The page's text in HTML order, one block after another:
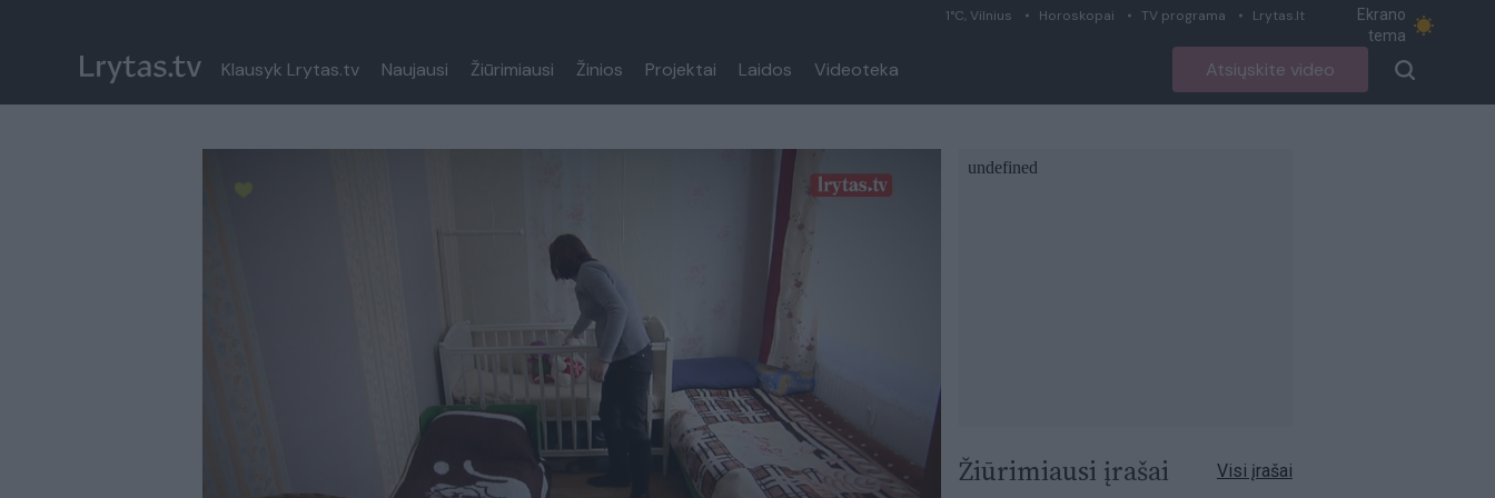
1°C, Vilnius Horoskopai TV programa Lrytas.lt
Ekrano
tema
Klausyk Lrytas.tv Naujausi Žiūrimiausi Žinios Projektai Laidos Videoteka Atsiųskite video
Žiūrimiausi įrašai Visi įrašai